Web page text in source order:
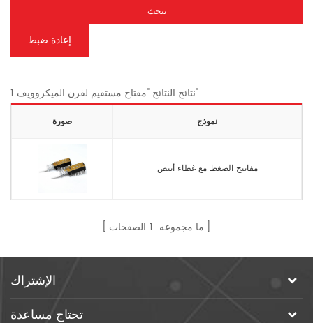
يبحث
إعادة ضبط
1 نتائج النتائج "مفتاح مستقيم لفرن الميكروويف"
صورة نموذج
مفاتيح الضغط مع غطاء أبيض
ما مجموعه 1 الصفحات
الإشتراك
تحتاج مساعدة